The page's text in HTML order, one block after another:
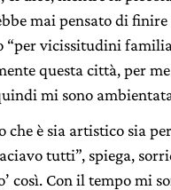
mai pensato di finire
vicissitudini
questa città, per
mi sono
è sia artistico sia
tutti”, spiega,
così. Con il tempo mi